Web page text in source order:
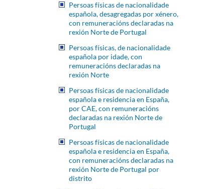
Persoas físicas de nacionalidade
española, desagregadas por xénero,
con remuneracións declaradas na
rexión Norte de Portugal
Persoas físicas, de nacionalidade
española por idade, con
remuneracións declaradas na
rexión Norte
Persoas físicas de nacionalidade
española e residencia en España,
por CAE, con remuneracións
declaradas na rexión Norte de
Portugal
Persoas físicas de nacionalidade
española e residencia en España,
con remuneracións declaradas na
rexión Norte de Portugal por
distrito